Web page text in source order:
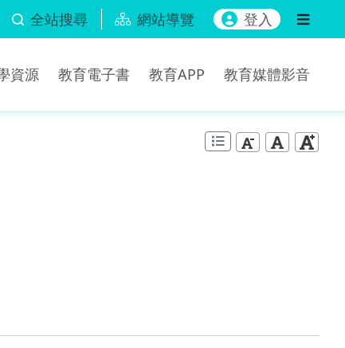
全站搜尋 網站導覽 登入
資源 教育電子書 教育APP 教育媒體影音